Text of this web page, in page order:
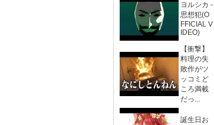
ヨルシカ -
思想犯(O
FFICIAL V
IDEO)
【衝撃】
料理の失
敗作がツ
ッコミど
ころ満載
だっ...
誕生日お